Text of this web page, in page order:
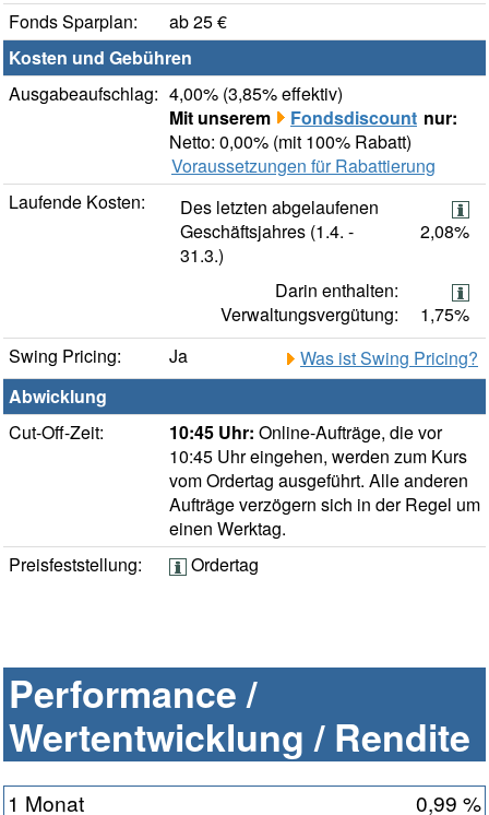
Fonds Sparplan:
ab 25 €
Kosten und Gebühren
Ausgabeaufschlag: 4,00% (3,85% effektiv)
Mit unserem
Fondsdiscount nur:
Netto: 0,00% (mit 100% Rabatt)
Voraussetzungen für Rabattierung
Laufende Kosten:
Des letzten abgelaufenen
Geschäftsjahres (1.4. -
31.3.)
2,08%
Darin enthalten:
Verwaltungsvergütung:
1,75%
Swing Pricing:
Ja
Was ist Swing Pricing?
Abwicklung
Cut-Off-Zeit:
10:45 Uhr: Online-Aufträge, die vor
10:45 Uhr eingehen, werden zum Kurs
vom Ordertag ausgeführt. Alle anderen
Aufträge verzögern sich in der Regel um
einen Werktag.
Preisfeststellung:
Ordertag
Performance /
Wertentwicklung / Rendite
1 Monat 0,99 %